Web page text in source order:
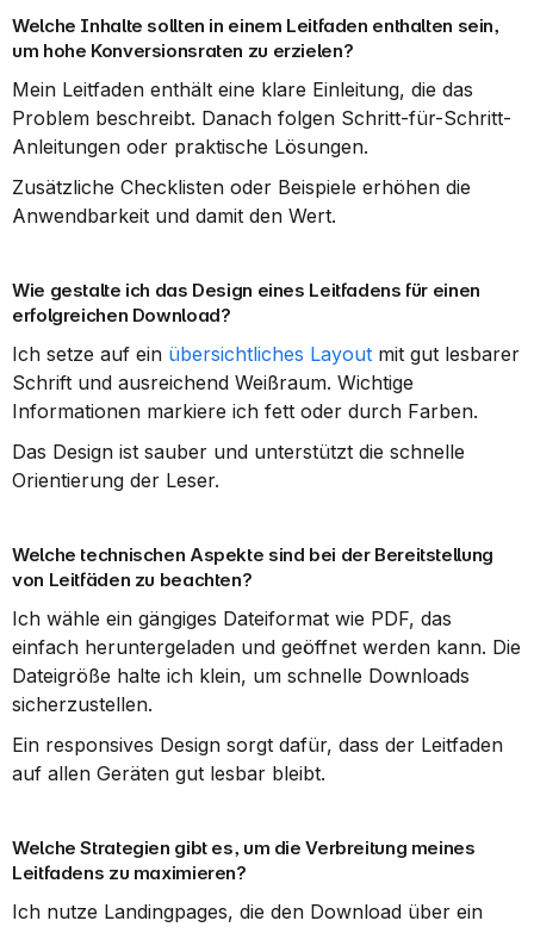
Welche Inhalte sollten in einem Leitfaden enthalten sein,
um hohe Konversionsraten zu erzielen?
Mein Leitfaden enthält eine klare Einleitung, die das
Problem beschreibt. Danach folgen Schritt-für-Schritt-
Anleitungen oder praktische Lösungen.
Zusätzliche Checklisten oder Beispiele erhöhen die
Anwendbarkeit und damit den Wert.
Wie gestalte ich das Design eines Leitfadens für einen
erfolgreichen Download?
Ich setze auf ein übersichtliches Layout mit gut lesbarer
Schrift und ausreichend Weißraum. Wichtige
Informationen markiere ich fett oder durch Farben.
Das Design ist sauber und unterstützt die schnelle
Orientierung der Leser.
Welche technischen Aspekte sind bei der Bereitstellung
von Leitfäden zu beachten?
Ich wähle ein gängiges Dateiformat wie PDF, das
einfach heruntergeladen und geöffnet werden kann. Die
Dateigröße halte ich klein, um schnelle Downloads
sicherzustellen.
Ein responsives Design sorgt dafür, dass der Leitfaden
auf allen Geräten gut lesbar bleibt.
Welche Strategien gibt es, um die Verbreitung meines
Leitfadens zu maximieren?